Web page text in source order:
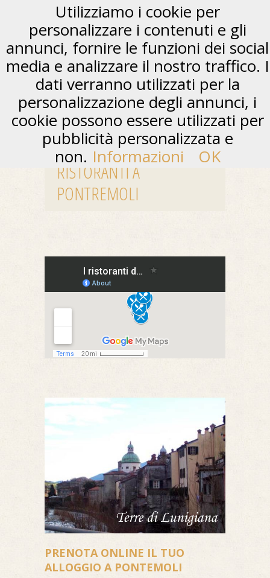
RISTORANTI A
PONTREMOLI
PRENOTA ONLINE IL TUO
ALLOGGIO A PONTEMOLI
Utilizziamo i cookie per
personalizzare i contenuti e gli
annunci, fornire le funzioni dei social
media e analizzare il nostro traffico. I
dati verranno utilizzati per la
personalizzazione degli annunci, i
cookie possono essere utilizzati per
pubblicità personalizzata e
non. Informazioni OK